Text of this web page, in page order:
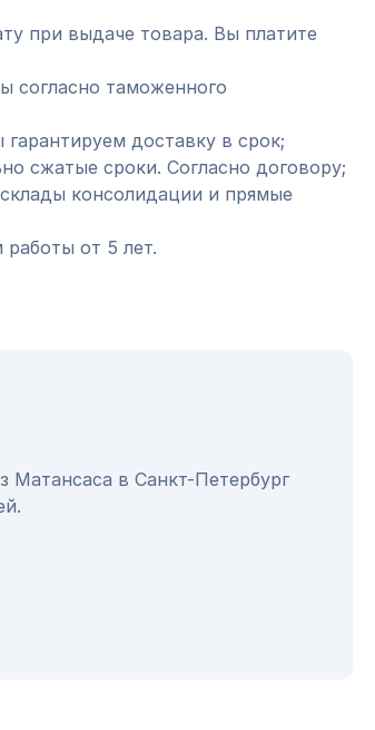
при выдаче товара. Вы платите
согласно таможенного
доставку в срок;
сжатые сроки. Согласно договору;
консолидации и прямые
от 5 лет.
Матансаса в Санкт-Петербург